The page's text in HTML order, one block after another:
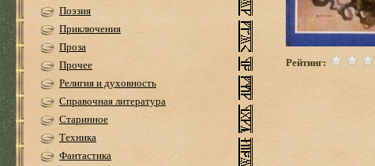
Поэзия
Приключения
Проза
Прочее
Религия и духовность
Справочная литература
Старинное
Техника
Фантастика
Рейтинг: